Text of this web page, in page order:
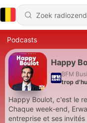
Podcasts
Happy
BFM
trop
Happy Boulot, c'est le
Chaque week-end,
entreprise et ses